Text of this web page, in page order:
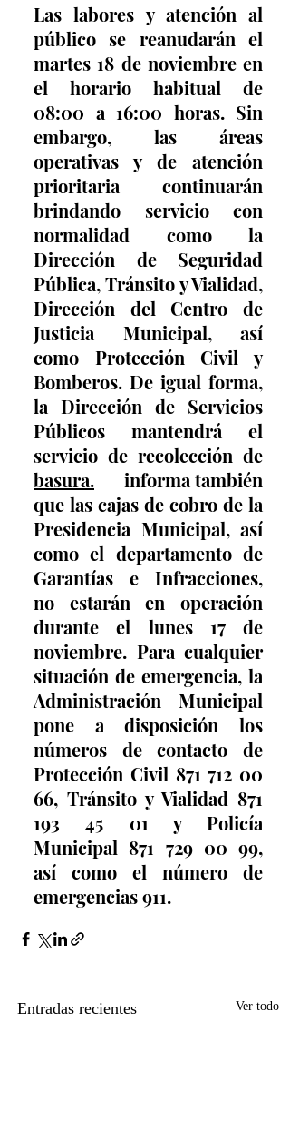
Las labores y atención al
público se reanudarán el
martes 18 de noviembre en
el horario habitual de
08:00 a 16:00 horas. Sin
embargo, las áreas
operativas y de atención
prioritaria continuarán
brindando servicio con
normalidad como la
Dirección de Seguridad
Pública, Tránsito y Vialidad,
Dirección del Centro de
Justicia Municipal, así
como Protección Civil y
Bomberos. De igual forma,
la Dirección de Servicios
Públicos mantendrá el
basura.
informa también
que las cajas de cobro de la
Presidencia Municipal, así
como el departamento de
Garantías e Infracciones,
no estarán en operación
durante el lunes 17 de
noviembre. Para cualquier
situación de emergencia, la
Administración Municipal
pone a disposición los
números de contacto de
Protección Civil 871 712 00
66, Tránsito y Vialidad 871
193 45 01 y Policía
Municipal 871 729 00 99,
así como el número de
emergencias 911.
Entradas recientes Ver todo